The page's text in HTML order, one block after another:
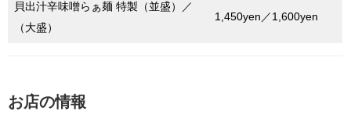
貝出汁辛味噌らぁ麺 特製（並盛）／
（大盛）
1,450yen／1,600yen
お店の情報